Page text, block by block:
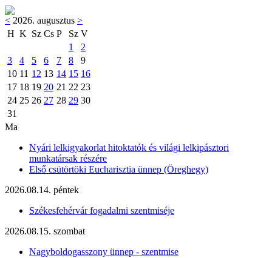
< 2026. augusztus >
H K Sz Cs P Sz V
1
2
3
4 5 6 7 8
9
10 11 12 13 14 15 16
17 18 19 20 21 22 23
24 25 26 27 28 29 30
31
Ma
Nyári lelkigyakorlat hitoktatók és világi lelkipásztori
munkatársak részére
Első csütörtöki Eucharisztia ünnep (Öreghegy)
2026.08.14. péntek
Székesfehérvár fogadalmi szentmiséje
2026.08.15. szombat
Nagyboldogasszony ünnep - szentmise